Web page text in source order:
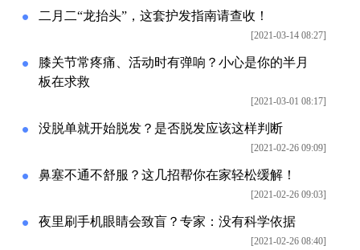
二月二“龙抬头”，这套护发指南请查收！
[2021-03-14 08:27]
膝关节常疼痛、活动时有弹响？小心是你的半月
板在求救
[2021-03-01 08:17]
没脱单就开始脱发？是否脱发应该这样判断
[2021-02-26 09:09]
鼻塞不通不舒服？这几招帮你在家轻松缓解！
[2021-02-26 09:03]
夜里刷手机眼睛会致盲？专家：没有科学依据
[2021-02-26 08:40]